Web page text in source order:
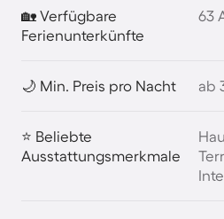
🏡 Verfügbare
Ferienunterkünfte
63
🌙 Min. Preis pro Nacht ab
⭐ Beliebte
Ausstattungsmerkmale